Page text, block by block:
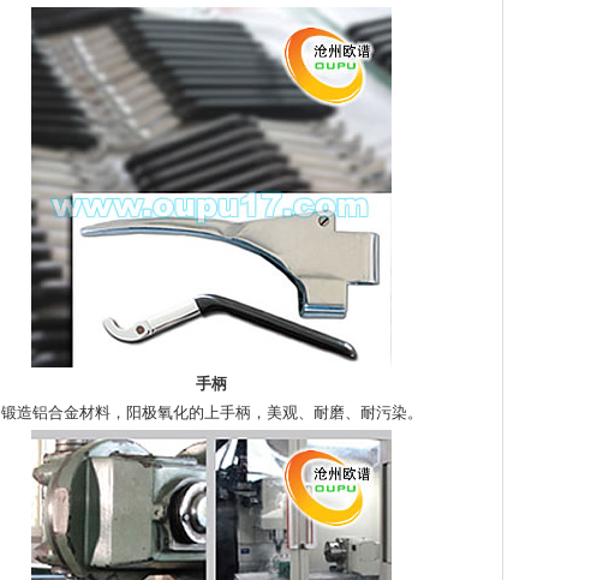
手柄
锻造铝合金材料，阳极氧化的上手柄，美观、耐磨、耐污染。